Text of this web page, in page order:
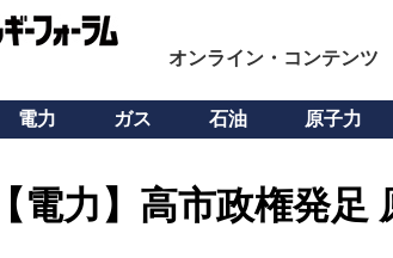
オンライン・コンテンツ
電力 ガス 石油 原子力
【電力】高市政権発